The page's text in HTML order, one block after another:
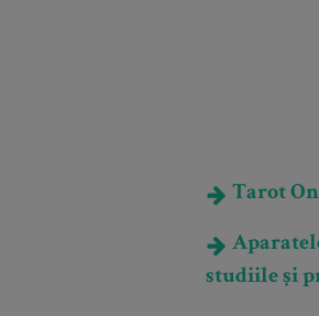
Tarot
studiile și